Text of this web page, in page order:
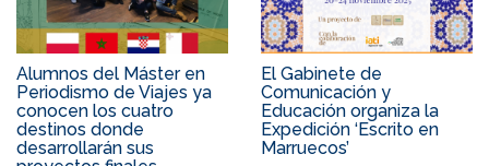
Alumnos del Máster en
Periodismo de Viajes ya
conocen los cuatro
destinos donde
desarrollarán sus
El Gabinete de
Comunicación y
Educación organiza la
Expedición ‘Escrito en
Marruecos’